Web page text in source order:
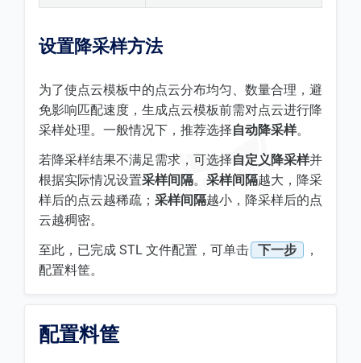
设置降采样方法
为了使点云模板中的点云分布均匀、数量合理，避
免影响匹配速度，生成点云模板前需对点云进行降
采样处理。一般情况下，推荐选择自动降采样。
若降采样结果不满足需求，可选择自定义降采样并
根据实际情况设置采样间隔。 采样间隔越大，降采
样后的点云越稀疏； 采样间隔越小，降采样后的点
云越稠密。
至此，已完成 STL 文件配置，可单击 下一步
，
配置料筐。
配置料筐